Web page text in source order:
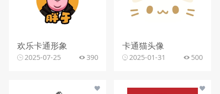
欢乐卡通形象
2025-07-25 390
卡通猫头像
2025-01-31 500